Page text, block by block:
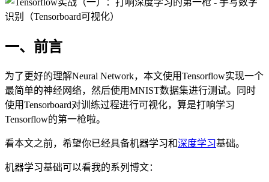
一、前言
为了更好的理解Neural Network，本文使用Tensorflow实现一个
最简单的神经网络，然后使用MNIST数据集进行测试。同时
使用Tensorboard对训练过程进行可视化，算是打响学习
Tensorflow的第一枪啦。
看本文之前，希望你已经具备机器学习和深度学习基础。
机器学习基础可以看我的系列博文：